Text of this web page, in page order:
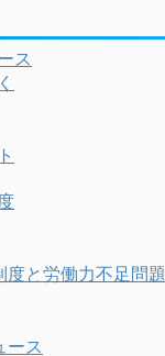
ス
と労働力不足問題
ース